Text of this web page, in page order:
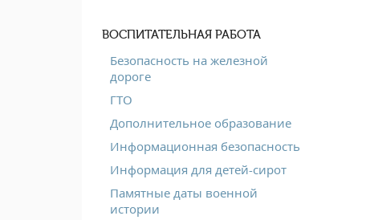
ВОСПИТАТЕЛЬНАЯ РАБОТА
Безопасность на железной
дороге
ГТО
Дополнительное образование
Информационная безопасность
Информация для детей-сирот
Памятные даты военной
истории